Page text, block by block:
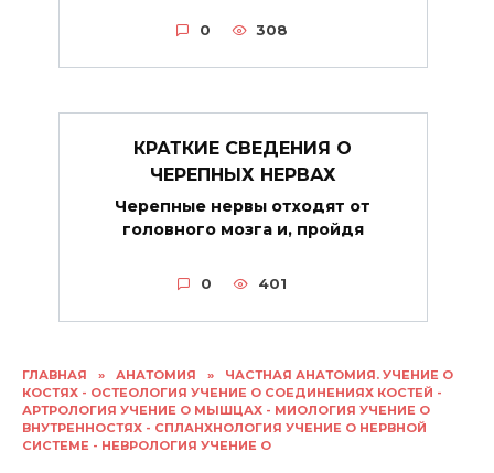
ГЛАВНАЯ » АНАТОМИЯ »
ЧАСТНАЯ АНАТОМИЯ. УЧЕНИЕ О
КОСТЯХ - ОСТЕОЛОГИЯ УЧЕНИЕ О СОЕДИНЕНИЯХ КОСТЕЙ -
АРТРОЛОГИЯ УЧЕНИЕ О МЫШЦАХ - МИОЛОГИЯ УЧЕНИЕ О
ВНУТРЕННОСТЯХ - СПЛАНХНОЛОГИЯ УЧЕНИЕ О НЕРВНОЙ
СИСТЕМЕ - НЕВРОЛОГИЯ УЧЕНИЕ О
0 308
КРАТКИЕ СВЕДЕНИЯ О
ЧЕРЕПНЫХ НЕРВАХ
Черепные нервы отходят от
головного мозга и, пройдя
0 401